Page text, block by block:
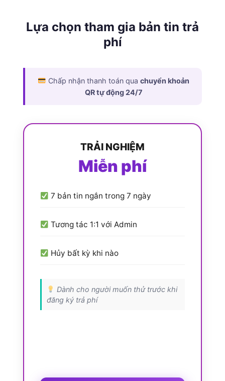
Lựa chọn tham gia bản tin trả
phí
Chấp nhận thanh toán qua chuyển khoản
QR tự động 24/7
TRẢI NGHIỆM
Miễn phí
7 bản tin ngắn trong 7 ngày
Tương tác 1:1 với Admin
Hủy bất kỳ khi nào
Dành cho người muốn thử trước khi
đăng ký trả phí